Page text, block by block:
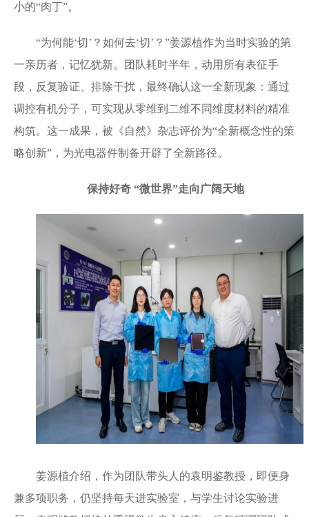
小的“肉丁”。
“为何能‘切’？如何去‘切’？”姜源植作为当时实验的第
一亲历者，记忆犹新。团队耗时半年，动用所有表征手
段，反复验证、排除干扰，最终确认这一全新现象：通过
调控有机分子，可实现从零维到二维不同维度材料的精准
构筑。这一成果，被《自然》杂志评价为“全新概念性的策
略创新”，为光电器件制备开辟了全新路径。
保持好奇 “微世界”走向广阔天地
姜源植介绍，作为团队带头人的袁明鉴教授，即便身
兼多项职务，仍坚持每天进实验室，与学生讨论实验进